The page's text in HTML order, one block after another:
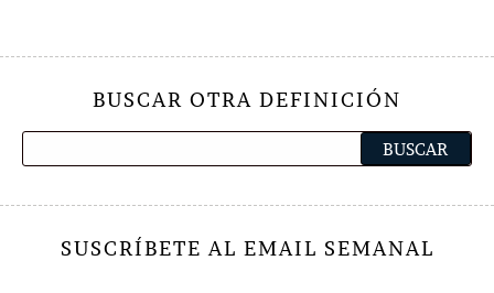
BUSCAR OTRA DEFINICIÓN
SUSCRÍBETE AL EMAIL SEMANAL